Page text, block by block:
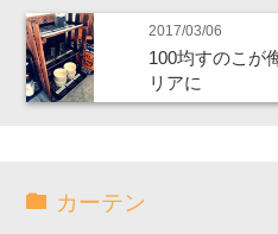
2017/03/06
100均すのこが
リアに
カーテン